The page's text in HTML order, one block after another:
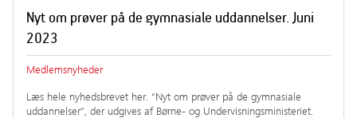
Nyt om prøver på de gymnasiale uddannelser. Juni
2023
Medlemsnyheder
Læs hele nyhedsbrevet her. “Nyt om prøver på de gymnasiale
uddannelser”, der udgives af Børne- og Undervisningsministeriet.